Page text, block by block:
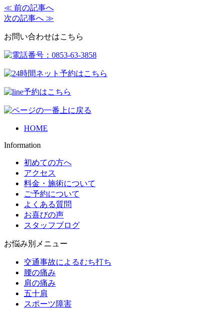
≪ 前の記事へ
次の記事へ ≫
お問い合わせはこちら
HOME
Information
初めての方へ
アクセス
料金・施術について
ご予約について
よくある質問
お喜びの声
スタッフブログ
お悩み別メニュー
交通事故によるむち打ち
腰の痛み
肩の痛み
五十肩
スポーツ障害